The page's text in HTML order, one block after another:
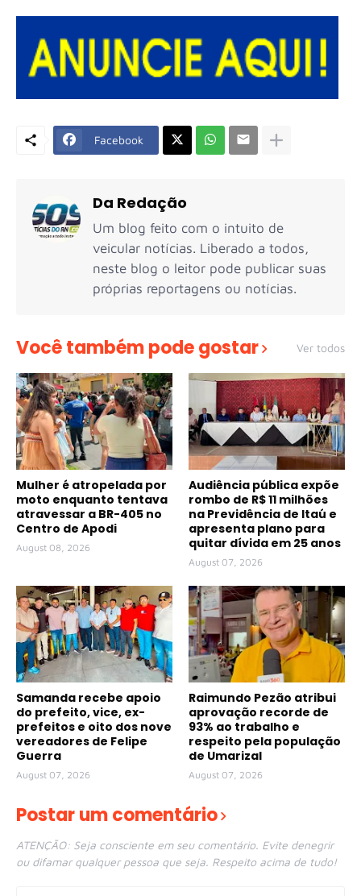
Facebook
Da Redação
Um blog feito com o intuito de
veicular notícias. Liberado a todos,
neste blog o leitor pode publicar suas
próprias reportagens ou notícias.
Você também pode gostar Ver todos
Mulher é atropelada por
moto enquanto tentava
atravessar a BR-405 no
Centro de Apodi
August 08, 2026
Audiência pública expõe
rombo de R$ 11 milhões
na Previdência de Itaú e
apresenta plano para
quitar dívida em 25 anos
August 07, 2026
Samanda recebe apoio
do prefeito, vice, ex-
prefeitos e oito dos nove
vereadores de Felipe
Guerra
August 07, 2026
Raimundo Pezão atribui
aprovação recorde de
93% ao trabalho e
respeito pela população
de Umarizal
August 07, 2026
Postar um comentário
ATENÇÃO: Seja consciente em seu comentário. Evite denegrir
ou difamar qualquer pessoa que seja. Respeito acima de tudo!